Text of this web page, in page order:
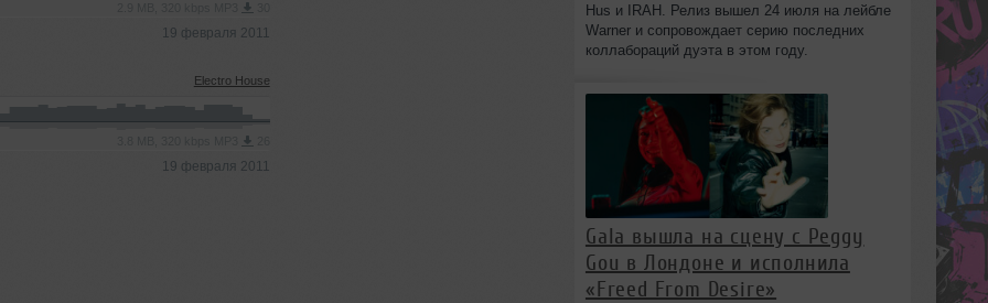
19 февраля 2011
Electro House
19 февраля 2011
Hus и IRAH. Релиз вышел 24 июля на лейбле
Warner и сопровождает серию последних
коллабораций дуэта в этом году.
Gala вышла на сцену с Peggy
Gou в Лондоне и исполнила
«Freed From Desire»